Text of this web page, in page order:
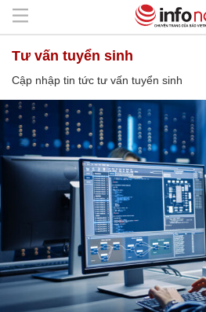
tư vấn tuyển sinh
Cập nhập tin tức tư vấn tuyển sinh